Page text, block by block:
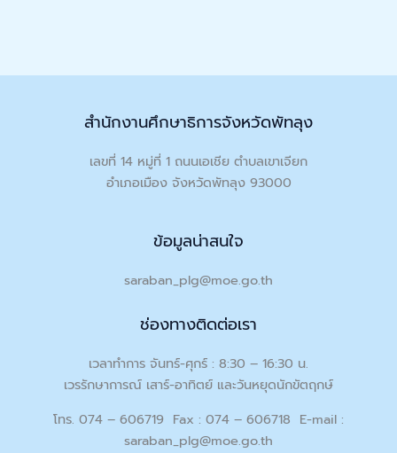
สำนักงานศึกษาธิการจังหวัดพัทลุง
เลขที่ 14 หมู่ที่ 1 ถนนเอเชีย ตำบลเขาเจียก
อำเภอเมือง จังหวัดพัทลุง 93000
ข้อมูลน่าสนใจ
saraban_plg@moe.go.th
ช่องทางติดต่อเรา
เวลาทำการ จันทร์-ศุกร์ : 8:30 – 16:30 น.
เวรรักษาการณ์ เสาร์-อาทิตย์ และวันหยุดนักขัตฤกษ์
โทร. 074 – 606719 Fax : 074 – 606718 E-mail :
saraban_plg@moe.go.th